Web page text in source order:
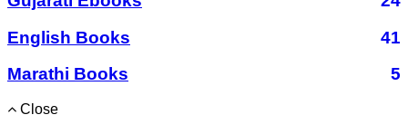
English Books
41
Marathi Books
5
Close